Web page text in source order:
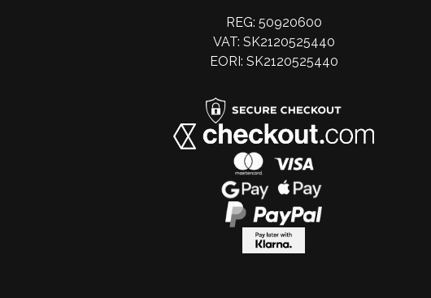
REG: 50920600
VAT: SK2120525440
EORI: SK2120525440